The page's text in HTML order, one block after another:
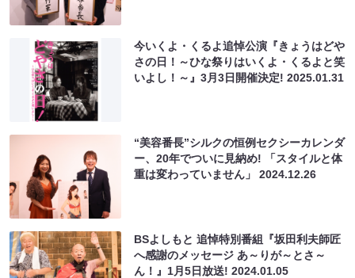
今いくよ・くるよ追悼公演『きょうはどや
さの日！～ひな祭りはいくよ・くるよと笑
いよし！～』3月3日開催決定!2025.01.31
“美容番長”シルクの恒例セクシーカレンダ
ー、20年でついに見納め! 「スタイルと体
重は変わっていません」2024.12.26
BSよしもと 追悼特別番組『坂田利夫師匠
へ感謝のメッセージ あ～りが～とさ～
ん！』1月5日放送!2024.01.05